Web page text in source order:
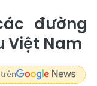
đường
Việt Nam